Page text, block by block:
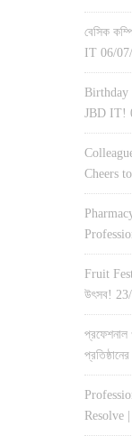
বেসিক
IT 06/
Birthday
JBD IT!
Cheers
Fruit
উৎসব!
প্রফেশনাল
Resolve